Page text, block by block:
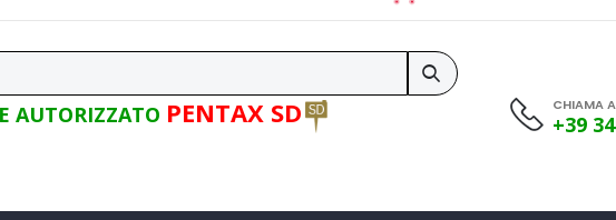
AUTORIZZATO PENTAX SD CHIAMA
+39